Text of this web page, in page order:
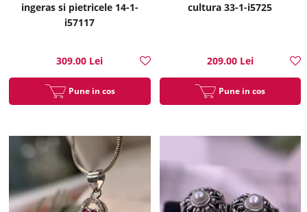
ingeras si pietricele 14-1-
i57117
309.00 Lei
Pune in cos
cultura 33-1-i5725
209.00 Lei
Pune in cos